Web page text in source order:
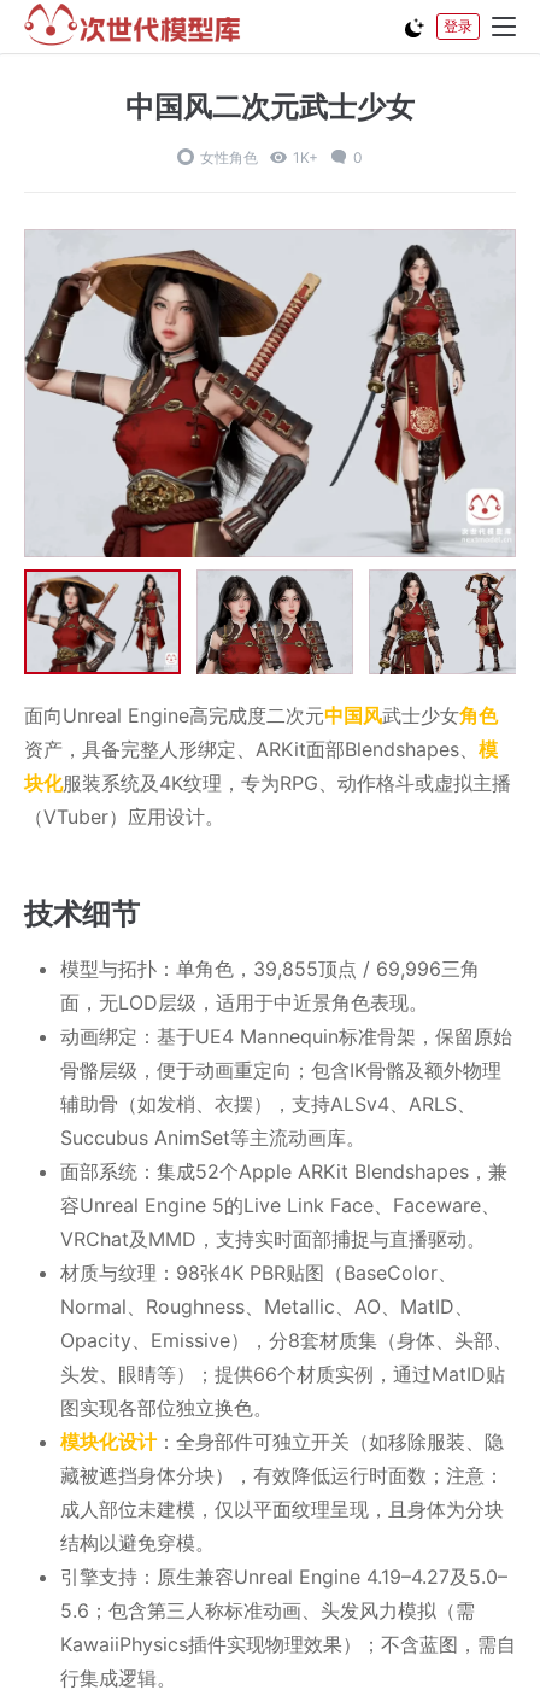
登录
中国风二次元武士少女
女性角色 1K+ 0
面向Unreal Engine高完成度二次元中国风武士少女角色
资产，具备完整人形绑定、ARKit面部Blendshapes、 模
块化服装系统及4K纹理，专为RPG、动作格斗或虚拟主播
（VTuber）应用设计。
技术细节
模型与拓扑：单角色，39,855顶点 / 69,996三角
面，无LOD层级，适用于中近景角色表现。
动画绑定：基于UE4 Mannequin标准骨架，保留原始
骨骼层级，便于动画重定向；包含IK骨骼及额外物理
辅助骨（如发梢、衣摆），支持ALSv4、ARLS、
Succubus AnimSet等主流动画库。
面部系统：集成52个Apple ARKit Blendshapes，兼
容Unreal Engine 5的Live Link Face、Faceware、
VRChat及MMD，支持实时面部捕捉与直播驱动。
材质与纹理：98张4K PBR贴图（BaseColor、
Normal、Roughness、Metallic、AO、MatID、
Opacity、Emissive），分8套材质集（身体、头部、
头发、眼睛等）；提供66个材质实例，通过MatID贴
图实现各部位独立换色。
模块化设计：全身部件可独立开关（如移除服装、隐
藏被遮挡身体分块），有效降低运行时面数；注意：
成人部位未建模，仅以平面纹理呈现，且身体为分块
结构以避免穿模。
引擎支持：原生兼容Unreal Engine 4.19–4.27及5.0–
5.6；包含第三人称标准动画、头发风力模拟（需
KawaiiPhysics插件实现物理效果）；不含蓝图，需自
行集成逻辑。